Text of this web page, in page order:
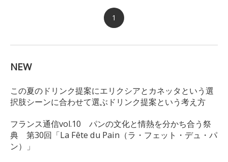
1
NEW
この夏のドリンク提案にエリクシアとカネッタという選
択肢シーンに合わせて選ぶドリンク提案という考え方
フランス通信vol.10 パンの文化と情熱を分かち合う祭
典 第30回「La Fête du Pain（ラ・フェット・デュ・パ
ン）」